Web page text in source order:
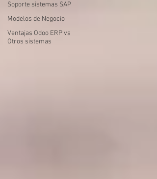
Soporte sistemas SAP
Modelos de Negocio
Ventajas Odoo ERP vs
Otros sistemas